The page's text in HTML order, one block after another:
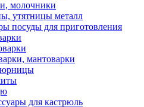
молочники
утятницы металл
посуды для приготовления
мантоварки
для кастрюль